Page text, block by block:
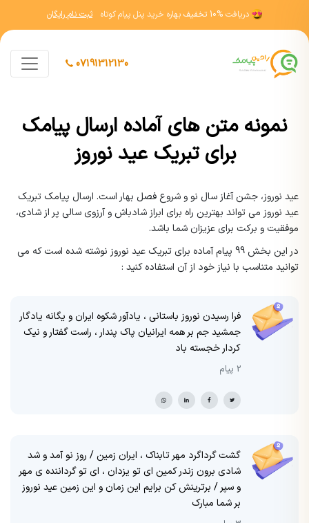
دریافت 10% تخفیف بهاره خرید پنل پیام کوتاه ثبت نام رایگان
07191312130
نمونه متن های آماده ارسال پیامک
برای تبریک عید نوروز
عید نوروز، جشن آغاز سال نو و شروع فصل بهار است. ارسال پیامک تبریک
عید نوروز می تواند بهترین راه برای ابراز شادباش و آرزوی سالی پر از شادی،
موفقیت و برکت برای عزیزان شما باشد.
در این بخش 99 پیام آماده برای تبریک عید نوروز نوشته شده است که می
توانید متناسب با نیاز خود از آن استفاده کنید :
فرا رسیدن نوروز باستانی ، یادآور شکوه ایران و یگانه یادگار
جمشید جم بر همه ایرانیان پاک پندار ، راست گفتار و نیک
کردار خجسته باد
2 پیام
گشت گرداگرد مهر تابناک ، ایران زمین / روز نو آمد و شد
شادی برون زندر کمین ای تو یزدان ، ای تو گرداننده ی مهر
و سپر / برترینش کن برایم این زمان و این زمین عید نوروز
بر شما مبارک